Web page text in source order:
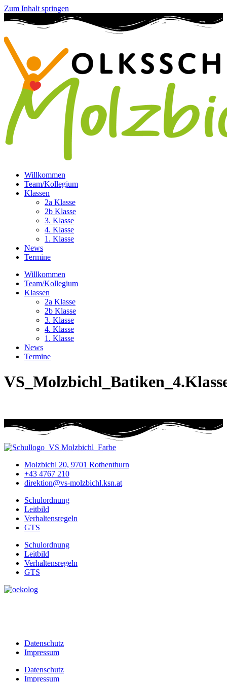
Zum Inhalt springen
Willkommen
Team/Kollegium
Klassen
2a Klasse
2b Klasse
3. Klasse
4. Klasse
1. Klasse
News
Termine
Willkommen
Team/Kollegium
Klassen
2a Klasse
2b Klasse
3. Klasse
4. Klasse
1. Klasse
News
Termine
Molzbichl 20, 9701 Rothenthurn
+43 4767 210
direktion@vs-molzbichl.ksn.at
Schulordnung
Leitbild
Verhaltensregeln
GTS
Schulordnung
Leitbild
Verhaltensregeln
GTS
Datenschutz
Impressum
Datenschutz
Impressum